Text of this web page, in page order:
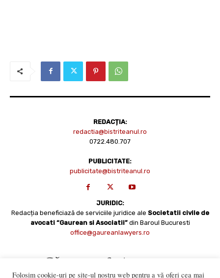
REDACȚIA:
redactia@bistriteanul.ro
0722.480.707
PUBLICITATE:
publicitate@bistriteanul.ro
JURIDIC:
Redacția beneficiază de serviciile juridice ale Societatii civile de
avocati “Gaurean si Asociatii” din Baroul Bucuresti
office@gaureanlawyers.ro
Folosim cookie-uri pe site-ul nostru web pentru a vă oferi cea mai